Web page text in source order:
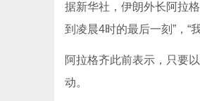
据新华社，伊朗外长阿拉
到凌晨4时的最后一刻”，“
阿拉格齐此前表示，只要
动。